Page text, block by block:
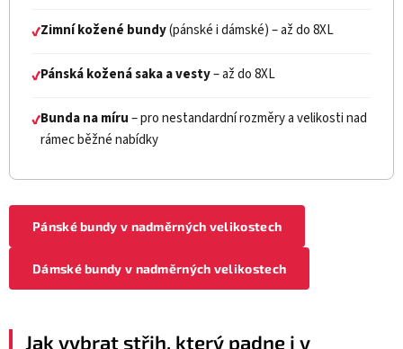
✔Zimní kožené bundy(pánské i dámské) – až do 8XL
✔Pánská kožená saka a vesty– až do 8XL
✔Bunda na míru– pro nestandardní rozměry a velikosti nad
rámec běžné nabídky
Pánské bundy v nadměrných velikostech
Dámské bundy v nadměrných velikostech
Jak vybrat střih, který padne i v